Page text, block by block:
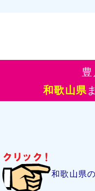
和歌山県
和歌山県